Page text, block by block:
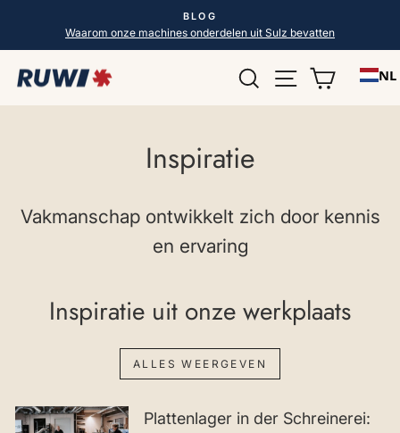
de
inhoud
Diavoorstelling
pauzeren
BLOG
Waarom onze machines onderdelen uit Sulz bevatten
Zoek opPagina NL
Inspiratie
Vakmanschap ontwikkelt zich door kennis
en ervaring
Inspiratie uit onze werkplaats
ALLES WEERGEVEN
Plattenlager in der Schreinerei: